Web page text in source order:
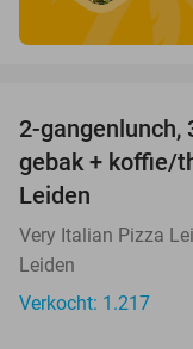
2-gangenlunch,
gebak + koffie/
Leiden
Very Italian Pizza
Leiden
Verkocht: 1.217